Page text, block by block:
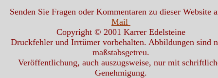
Senden Sie Fragen oder Kommentaren zu dieser Website
Mail
Copyright © 2001 Karrer Edelsteine
Druckfehler und Irrtümer vorbehalten. Abbildungen sind
maßstabsgetreu.
Veröffentlichung, auch auszugsweise, nur mit
Genehmigung.